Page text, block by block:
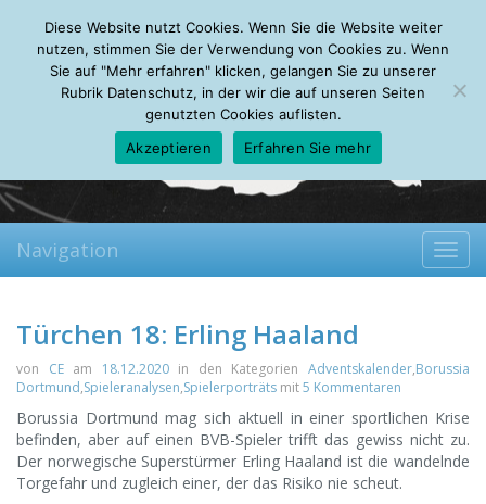
Thursday, 06.08.2026
Mein Account
About Autoren Leseempfehlungen FAQ
Navigation
Türchen 18: Erling Haaland
von CEam 18.12.2020in den KategorienAdventskalender,Borussia
Dortmund,Spieleranalysen,Spielerporträts mit5 Kommentaren
Borussia Dortmund mag sich aktuell in einer sportlichen Krise
befinden, aber auf einen BVB-Spieler trifft das gewiss nicht zu.
Der norwegische Superstürmer Erling Haaland ist die wandelnde
Torgefahr und zugleich einer, der das Risiko nie scheut.
Diese Website nutzt Cookies. Wenn Sie die Website weiter
nutzen, stimmen Sie der Verwendung von Cookies zu. Wenn
Sie auf "Mehr erfahren" klicken, gelangen Sie zu unserer
Rubrik Datenschutz, in der wir die auf unseren Seiten
genutzten Cookies auflisten.
Akzeptieren
Erfahren Sie mehr